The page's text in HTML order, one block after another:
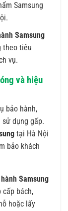
Samsung
Samsung
theo tiêu
vụ.
và hiệu
bảo hành,
dụng gấp.
tại Hà Nội
bảo khách
Samsung
bách,
hoặc lấy